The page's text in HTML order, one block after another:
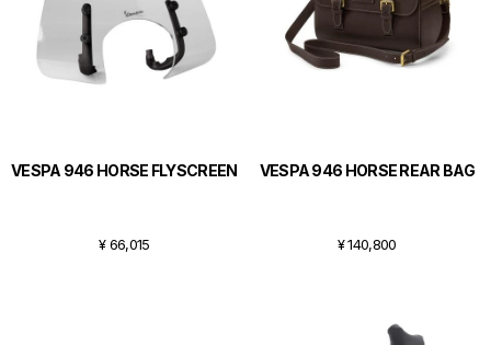
VESPA 946 HORSE FLYSCREEN
¥ 66,015
VESPA 946 HORSE REAR BAG
¥ 140,800